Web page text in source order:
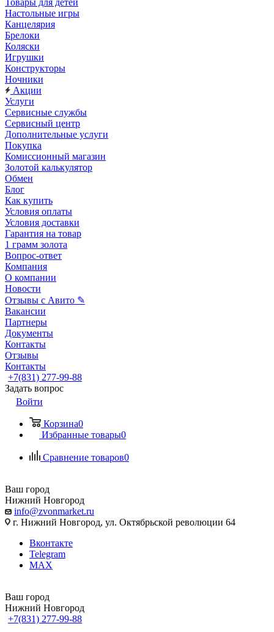
Товары для детей
Настольные игры
Канцелярия
Брелоки
Коляски
Игрушки
Конструкторы
Ночники
Акции
Услуги
Сервисные службы
Сервисный центр
Дополнительные услуги
Покупка
Комиссионный магазин
Золотой калькулятор
Обмен
Блог
Как купить
Условия оплаты
Условия доставки
Гарантия на товар
1 грамм золота
Вопрос-ответ
Компания
О компании
Новости
Отзывы с Авито ✎
Вакансии
Партнеры
Документы
Контакты
Отзывы
Контакты
+7(831) 277-99-88
Задать вопрос
Войти
Корзина0
Избранные товары0
Сравнение товаров0
Ваш город
Нижний Новгород
info@zvonmarket.ru
г. Нижний Новгород, ул. Октябрьской революции 64
Вконтакте
Telegram
MAX
Ваш город
Нижний Новгород
+7(831) 277-99-88